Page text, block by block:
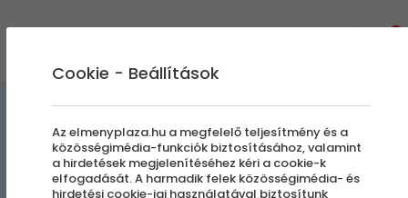
Vice Paradise |
Cookie - Beállítások
Az elmenyplaza.hu a megfelelő teljesítmény és a
közösségimédia-funkciók biztosításához, valamint
a hirdetések megjelenítéséhez kéri a cookie-k
elfogadását. A harmadik felek közösségimédia- és
hirdetési cookie-jai használatával biztosítunk